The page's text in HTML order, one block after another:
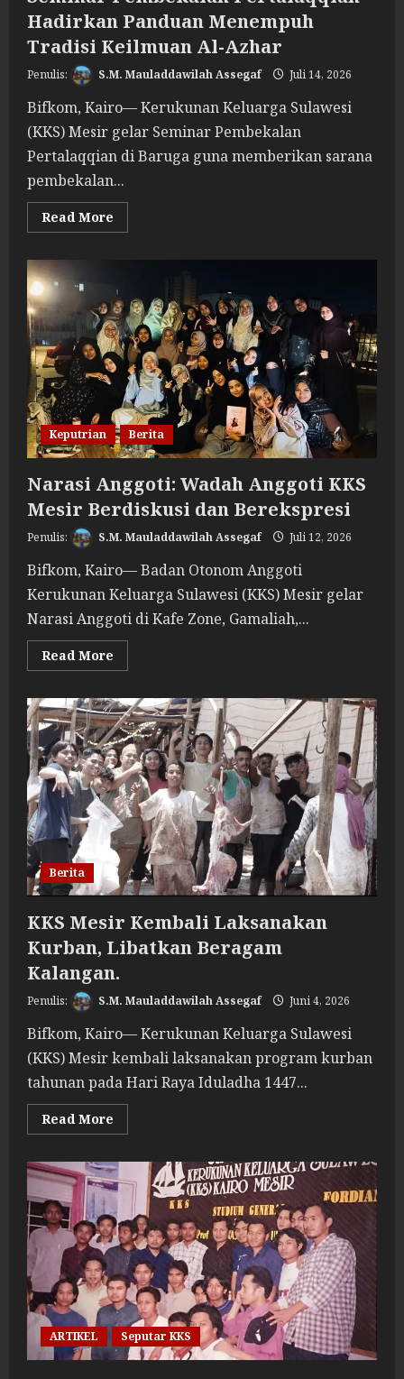
Hadirkan Panduan Menempuh
Tradisi Keilmuan Al-Azhar
S.M. Mauladdawilah Assegaf Juli 14, 2026
Bifkom, Kairo— Kerukunan Keluarga Sulawesi
(KKS) Mesir gelar Seminar Pembekalan
Pertalaqqian di Baruga guna memberikan sarana
pembekalan...
Read More
more
Hadirkan
Panduan
Menempuh
Tradisi
Keilmuan
Al-
Azhar
Keputrian Berita
Narasi Anggoti: Wadah Anggoti KKS
Mesir Berdiskusi dan Berekspresi
S.M. Mauladdawilah Assegaf Juli 12, 2026
Bifkom, Kairo— Badan Otonom Anggoti
Kerukunan Keluarga Sulawesi (KKS) Mesir gelar
Narasi Anggoti di Kafe Zone, Gamaliah,...
Read More
more
Anggoti:
Wadah
Anggoti
KKS
Mesir
Berdiskusi
dan
Berekspresi
Berita
KKS Mesir Kembali Laksanakan
Kurban, Libatkan Beragam
Kalangan.
S.M. Mauladdawilah Assegaf Juni 4, 2026
Bifkom, Kairo— Kerukunan Keluarga Sulawesi
(KKS) Mesir kembali laksanakan program kurban
tahunan pada Hari Raya Iduladha 1447...
Read More
more
Mesir
Kembali
Laksanakan
Kurban,
Libatkan
Beragam
Kalangan.
ARTIKEL Seputar KKS